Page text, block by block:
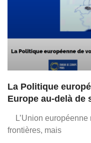
La Politique
Europe au-delà de
L’Union européenne
frontières, mais